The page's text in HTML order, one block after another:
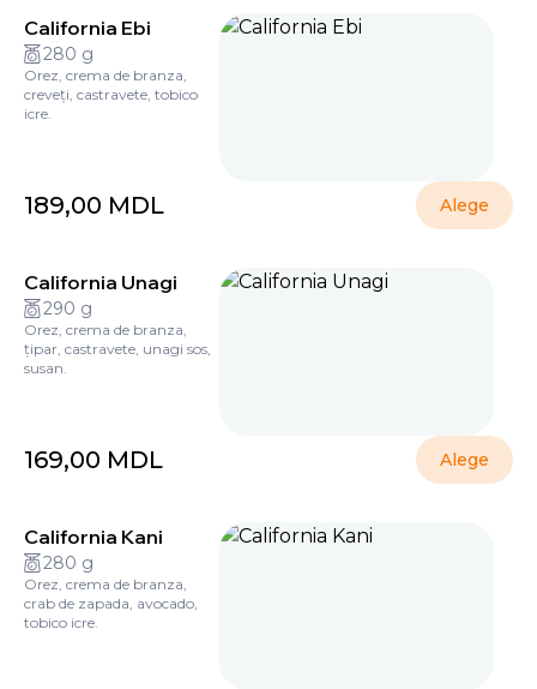
California Ebi
280 g
Orez, crema de branza,
creveți, castravete, tobico
icre.
189,00 MDL Alege
California Unagi
290 g
Orez, crema de branza,
țipar, castravete, unagi sos,
susan.
169,00 MDL Alege
California Kani
280 g
Orez, crema de branza,
crab de zapada, avocado,
tobico icre.